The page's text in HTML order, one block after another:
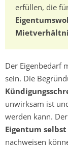
erfüllen, die
Der Eigenbedarf
sein. Die
unwirksam ist
werden kann.
Eigentum
nachweisen